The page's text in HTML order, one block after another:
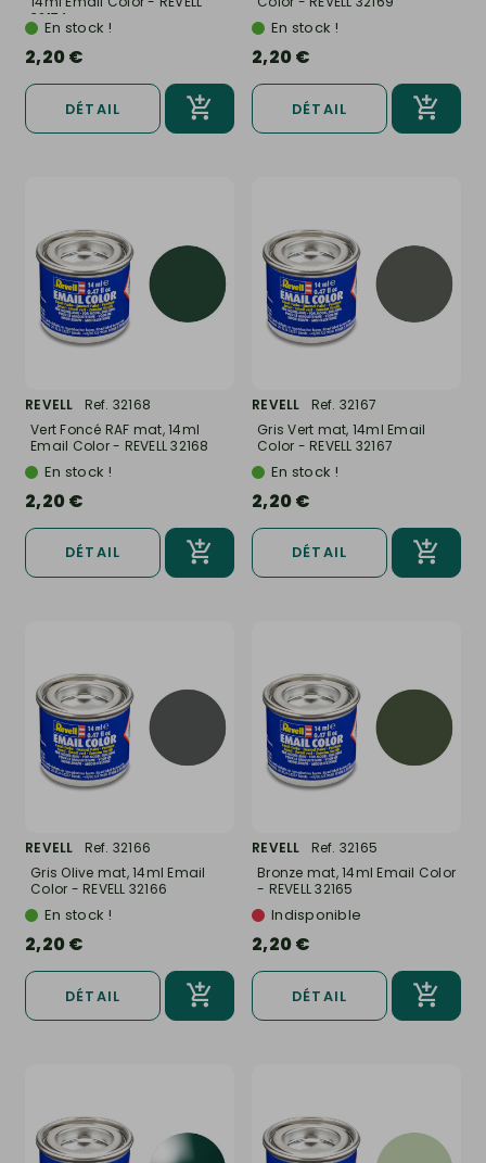
32174
En stock !
2,20 €
DÉTAIL
En stock !
2,20 €
DÉTAIL
REVELL
Ref. 32168
Vert Foncé RAF mat, 14ml
Email Color - REVELL 32168
En stock !
2,20 €
DÉTAIL
REVELL
Ref. 32167
Gris Vert mat, 14ml Email
Color - REVELL 32167
En stock !
2,20 €
DÉTAIL
REVELL
Ref. 32166
Gris Olive mat, 14ml Email
Color - REVELL 32166
En stock !
2,20 €
DÉTAIL
REVELL
Ref. 32165
Bronze mat, 14ml Email Color
- REVELL 32165
Indisponible
2,20 €
DÉTAIL